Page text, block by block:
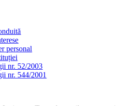
personal
nr. 52/2003
nr. 544/2001